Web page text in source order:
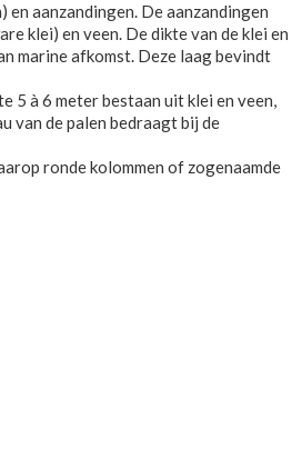
aanzandingen. De aanzandingen
klei) en veen. De dikte van de klei en
marine afkomst. Deze laag bevindt
5 à 6 meter bestaan uit klei en veen,
van de palen bedraagt bij de
ronde kolommen of zogenaamde